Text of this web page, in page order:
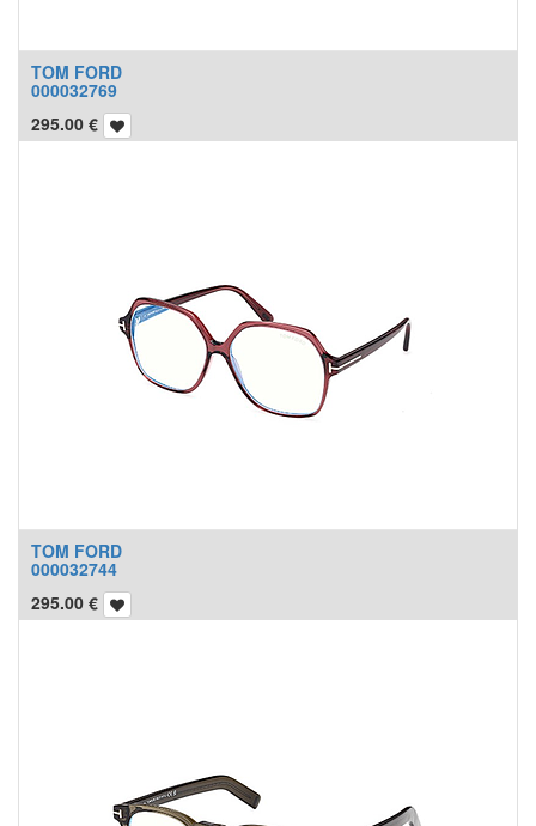
TOM FORD
000032769
295.00 €
TOM FORD
000032744
295.00 €